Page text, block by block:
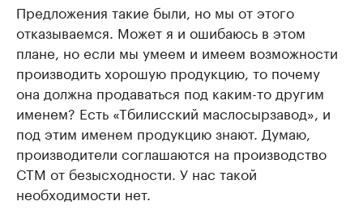
Предложения такие были, но мы от этого
отказываемся. Может я и ошибаюсь в этом
плане, но если мы умеем и имеем возможности
производить хорошую продукцию, то почему
она должна продаваться под каким-то другим
именем? Есть «Тбилисский маслосырзавод», и
под этим именем продукцию знают. Думаю,
производители соглашаются на производство
СТМ от безысходности. У нас такой
необходимости нет.